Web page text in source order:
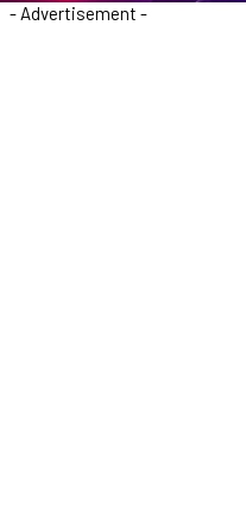
- Advertisement -